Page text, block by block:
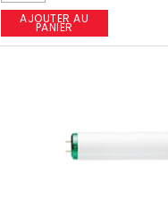
AJOUTER AU
PANIER